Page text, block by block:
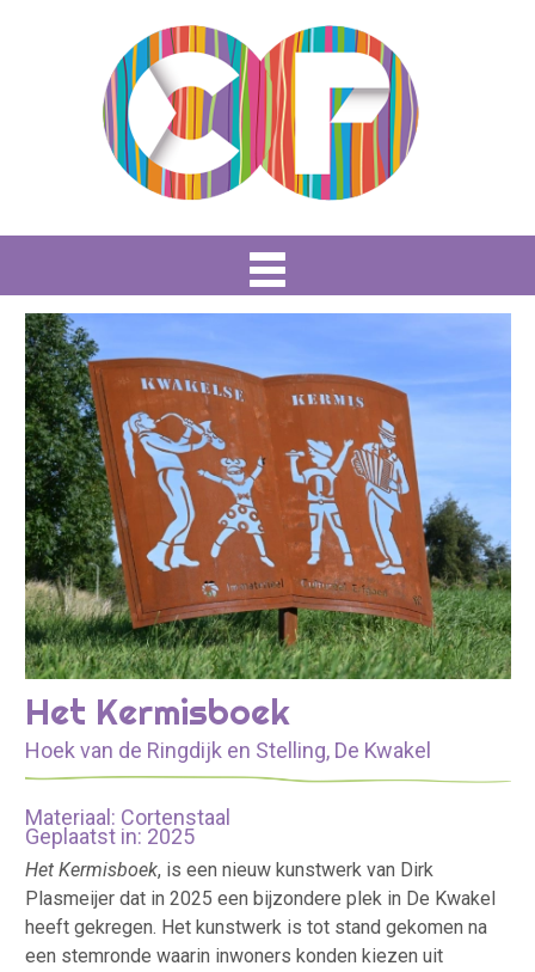
Het Kermisboek
Hoek van de Ringdijk en Stelling, De Kwakel
Materiaal: Cortenstaal
Geplaatst in: 2025
Het Kermisboek, is een nieuw kunstwerk van Dirk
Plasmeijer dat in 2025 een bijzondere plek in De Kwakel
heeft gekregen. Het kunstwerk is tot stand gekomen na
een stemronde waarin inwoners konden kiezen uit